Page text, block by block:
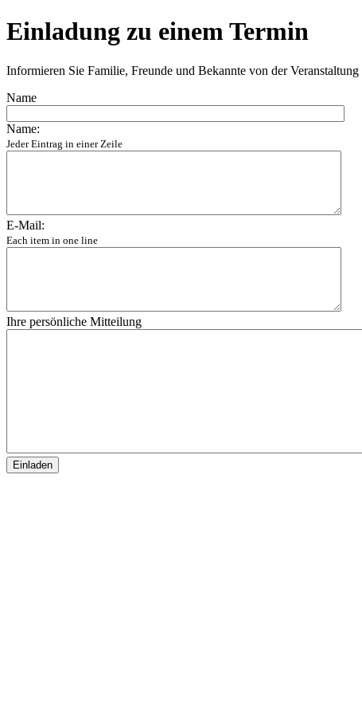
Einladung zu einem Termin
Informieren Sie Familie, Freunde und Bekannte von der Veranstaltung
Name
Name:
Jeder Eintrag in einer Zeile
E-Mail:
Each item in one line
Ihre persönliche Mitteilung